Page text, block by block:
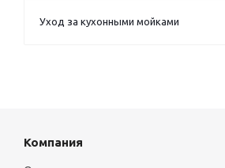
Уход за кухонными мойками
Компания